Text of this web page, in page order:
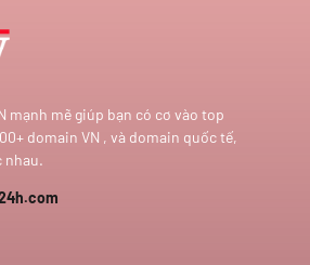
mạnh mẽ giúp bạn có cơ vào top
domain VN , và domain quốc tế,
nhau.